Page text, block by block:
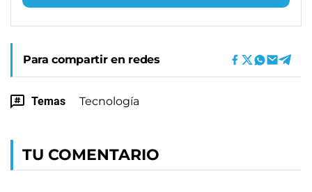
Para compartir en redes
Temas Tecnología
TU COMENTARIO